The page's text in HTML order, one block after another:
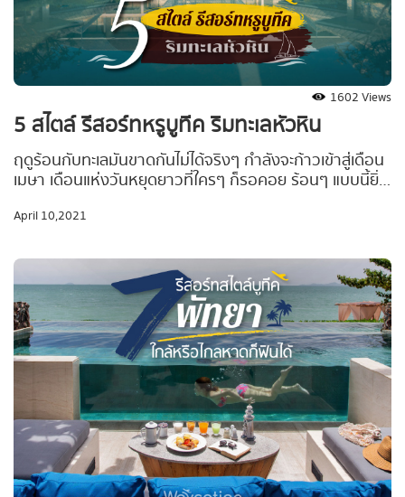
1602 Views
5 สไตล์ รีสอร์ทหรูบูทีค ริมทะเลหัวหิน
ฤดูร้อนกับทะเลมันขาดกันไม่ได้จริงๆ กำลังจะก้าวเข้าสู่เดือน
เมษา เดือนแห่งวันหยุดยาวที่ใครๆ ก็รอคอย ร้อนๆ แบบนี้ยิ่ง
List ลำดับต้นๆ ที่ใครๆ ก็อยากจะไป เดินทางง่าย ใกล้
แนว เลือกได้ตามงบ พร้อมให้ได้ลิ้มลองประสบการณ์พัก
ผ่อนในบรรยากาศใหม่ๆ ไม่รู้ว่าพักร้อนครั้งนี้ จะร้อนกว่าเดิม
ไหม เพราะเราจัดลำดับสุดฮอต รีสอร์ทบูทีค ใจกลางหัวหินที่
ใครๆ ก็ไปได้ มาให้ไปตามรอยกัน!
April 10,2021